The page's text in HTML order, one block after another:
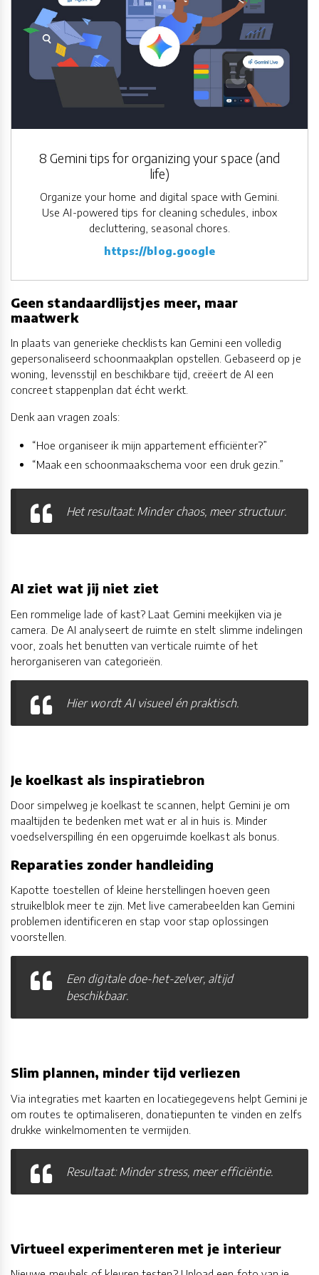
8 Gemini tips for organizing your space (and
life)
Organize your home and digital space with Gemini.
Use AI-powered tips for cleaning schedules, inbox
decluttering, seasonal chores.
https://blog.google
Geen standaardlijstjes meer, maar
maatwerk
In plaats van generieke checklists kan Gemini een volledig
gepersonaliseerd schoonmaakplan opstellen. Gebaseerd op je
woning, levensstijl en beschikbare tijd, creëert de AI een
concreet stappenplan dat écht werkt.
Denk aan vragen zoals:
“Hoe organiseer ik mijn appartement efficiënter?”
“Maak een schoonmaakschema voor een druk gezin.”
Het resultaat: Minder chaos, meer structuur.
AI ziet wat jij niet ziet
Een rommelige lade of kast? Laat Gemini meekijken via je
camera. De AI analyseert de ruimte en stelt slimme indelingen
voor, zoals het benutten van verticale ruimte of het
herorganiseren van categorieën.
Hier wordt AI visueel én praktisch.
Je koelkast als inspiratiebron
Door simpelweg je koelkast te scannen, helpt Gemini je om
maaltijden te bedenken met wat er al in huis is. Minder
voedselverspilling én een opgeruimde koelkast als bonus.
Reparaties zonder handleiding
Kapotte toestellen of kleine herstellingen hoeven geen
struikelblok meer te zijn. Met live camerabeelden kan Gemini
problemen identificeren en stap voor stap oplossingen
voorstellen.
Een digitale doe-het-zelver, altijd
beschikbaar.
Slim plannen, minder tijd verliezen
Via integraties met kaarten en locatiegegevens helpt Gemini je
om routes te optimaliseren, donatiepunten te vinden en zelfs
drukke winkelmomenten te vermijden.
Resultaat: Minder stress, meer efficiëntie.
Virtueel experimenteren met je interieur